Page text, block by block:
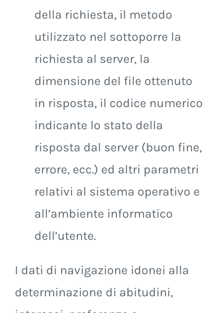
della richiesta, il metodo
utilizzato nel sottoporre la
richiesta al server, la
dimensione del file ottenuto
in risposta, il codice numerico
indicante lo stato della
risposta dal server (buon fine,
errore, ecc.) ed altri parametri
relativi al sistema operativo e
all’ambiente informatico
dell’utente.
I dati di navigazione idonei alla
determinazione di abitudini,